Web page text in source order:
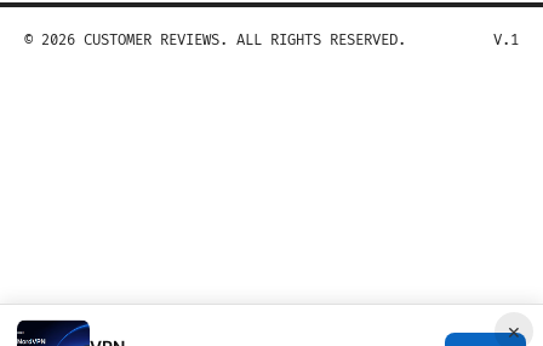
×
© 2026 CUSTOMER REVIEWS. ALL RIGHTS RESERVED. V.1